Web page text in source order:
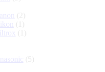
(2)
(1)
(1)
(5)